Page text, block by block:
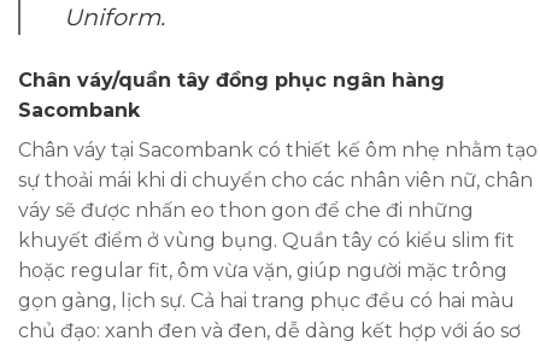
Uniform.
Chân váy/quần tây đồng phục ngân hàng
Sacombank
Chân váy tại Sacombank có thiết kế ôm nhẹ nhằm tạo
sự thoải mái khi di chuyển cho các nhân viên nữ, chân
váy sẽ được nhấn eo thon gon để che đi những
khuyết điểm ở vùng bụng. Quần tây có kiểu slim fit
hoặc regular fit, ôm vừa vặn, giúp người mặc trông
gọn gàng, lịch sự. Cả hai trang phục đều có hai màu
chủ đạo: xanh đen và đen, dễ dàng kết hợp với áo sơ